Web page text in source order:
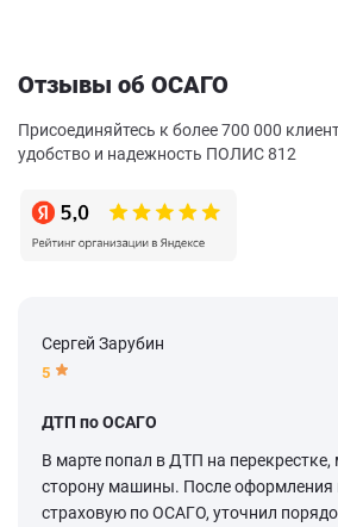
Отзывы об ОСАГО
Присоединяйтесь к более 700 000
удобство и надежность ПОЛИС 812
Сергей Зарубин
5
ДТП по ОСАГО
В марте попал в ДТП на
сторону машины. После оформления
страховую по ОСАГО, уточнил